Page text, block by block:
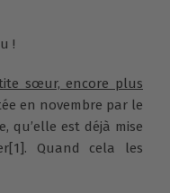
!
sœur, encore plus
en novembre par le
qu’elle est déjà mise
[1] . Quand cela les